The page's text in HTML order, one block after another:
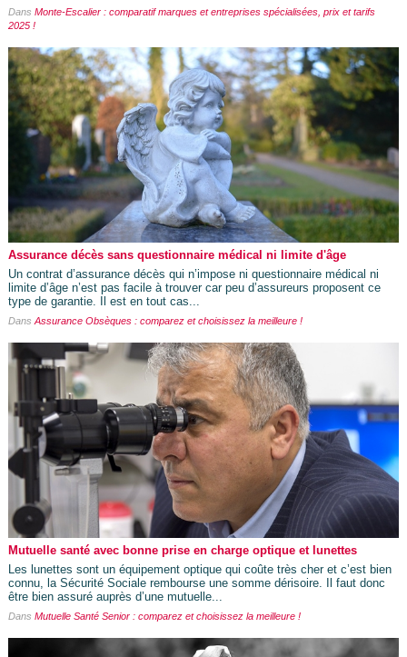
Dans Monte-Escalier : comparatif marques et entreprises spécialisées, prix et tarifs
2025 !
Assurance décès sans questionnaire médical ni limite d'âge
Un contrat d’assurance décès qui n’impose ni questionnaire médical ni
limite d’âge n’est pas facile à trouver car peu d’assureurs proposent ce
type de garantie. Il est en tout cas...
Dans Assurance Obsèques : comparez et choisissez la meilleure !
Mutuelle santé avec bonne prise en charge optique et lunettes
Les lunettes sont un équipement optique qui coûte très cher et c’est bien
connu, la Sécurité Sociale rembourse une somme dérisoire. Il faut donc
être bien assuré auprès d’une mutuelle...
Dans Mutuelle Santé Senior : comparez et choisissez la meilleure !